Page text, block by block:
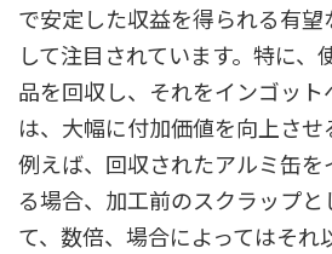
で安定した収益を得られる有望
して注目されています。特に、
品を回収し、それをインゴッ
は、大幅に付加価値を向上させ
例えば、回収されたアルミ缶
る場合、加工前のスクラップ
て、数倍、場合によってはそれ